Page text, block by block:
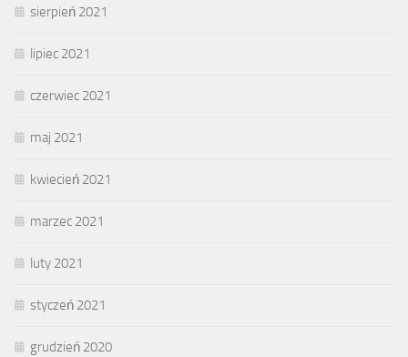
sierpień 2021
lipiec 2021
czerwiec 2021
maj 2021
kwiecień 2021
marzec 2021
luty 2021
styczeń 2021
grudzień 2020